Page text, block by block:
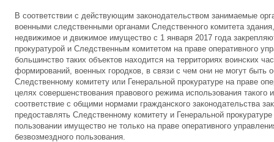
В соответствии с действующим законодательством занимаемые
военными следственными органами Следственного комитета
недвижимое и движимое имущество с 1 января 2017 года
прокуратурой и Следственным комитетом на праве оперативного
большинство таких объектов находится на территориях воинских
формирований, военных городков, в связи с чем они не могут быть
Следственному комитету или Генеральной прокуратуре на праве
целях совершенствования правового режима использования такого
соответствие с общими нормами гражданского законодательства
предоставлять Следственному комитету и Генеральной
пользовании имущество не только на праве оперативного
безвозмездного пользования.